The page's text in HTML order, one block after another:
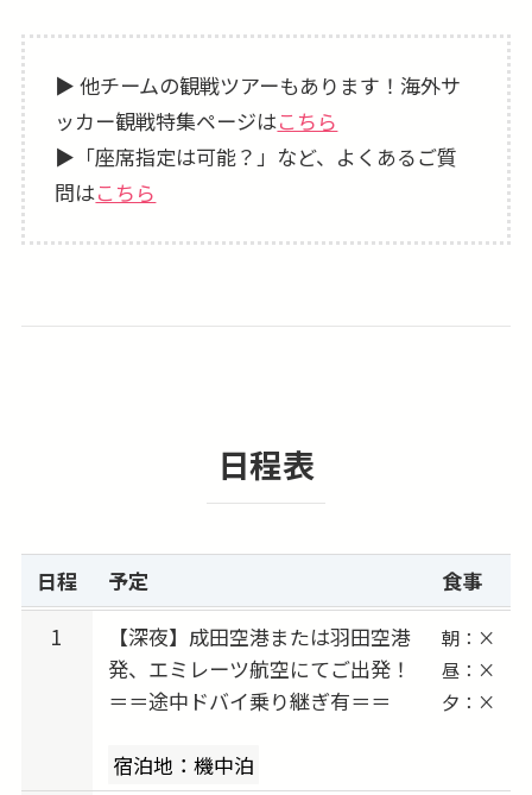
からロンドンの街歩きを楽しめるのもポイント
⇒ 直行便プランはこちら
★欲張りな旅も叶う！ツアーアレンジ可！
せっかくヨーロッパに行くのにサッカー観戦だ
けでは物足りない！という方は
2026/08/02 (日) 出発 → 2026/08/05 (水) vs ドル
トムント（ドイツ）★親善試合
1907（イタリア）★親善試合
2026/08/19 (水) 出発 → 2026/08/21 (金) vs コヴ
ェントリー・シティ
2026/09/03 (木) 出発 → 2026/09/05 (土) vs チェ
ルシー
ズ・ユナイテッド
▶ 他チームの観戦ツアーもあります！海外サ
ッカー観戦特集ページはこちら
▶「座席指定は可能？」など、よくあるご質
問はこちら
日程表
日程 予定
食事
1
【深夜】成田空港または羽田空港
発、エミレーツ航空にてご出発！
＝＝途中ドバイ乗り継ぎ有＝＝
宿泊地：機中泊
朝：×
昼：×
夕：×